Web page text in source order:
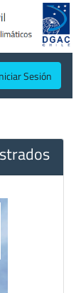
Sesión